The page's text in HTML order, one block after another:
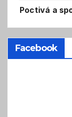
Poctivá a
Facebook